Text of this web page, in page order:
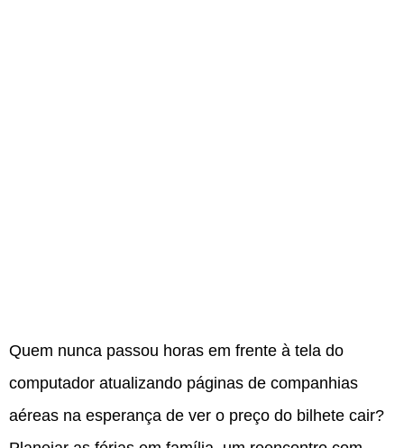
Quem nunca passou horas em frente à tela do
computador atualizando páginas de companhias
aéreas na esperança de ver o preço do bilhete cair?